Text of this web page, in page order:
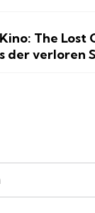
The Lost
der verloren